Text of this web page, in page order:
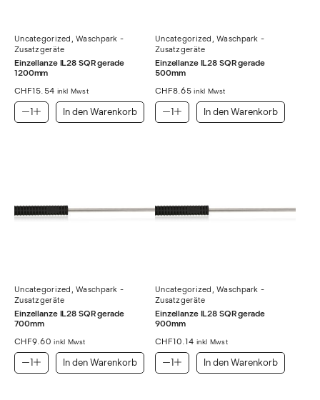
Uncategorized ,Waschpark -
Zusatzgeräte
Einzellanze IL28 SQR gerade
1200mm
CHF15.54 inkl Mwst
In den Warenkorb
Uncategorized ,Waschpark -
Zusatzgeräte
Einzellanze IL28 SQR gerade
500mm
CHF8.65 inkl Mwst
In den Warenkorb
Uncategorized ,Waschpark -
Zusatzgeräte
Einzellanze IL28 SQR gerade
700mm
CHF9.60 inkl Mwst
In den Warenkorb
Uncategorized ,Waschpark -
Zusatzgeräte
Einzellanze IL28 SQR gerade
900mm
CHF10.14 inkl Mwst
In den Warenkorb